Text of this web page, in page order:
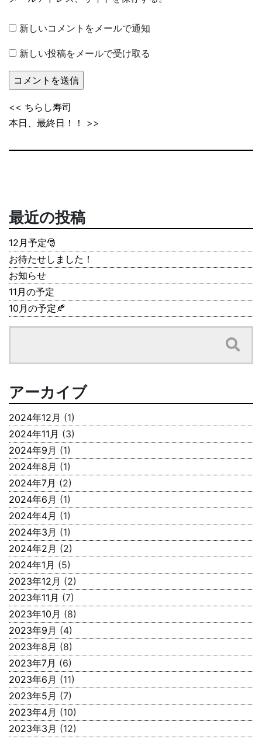
新しいコメントをメールで通知
新しい投稿をメールで受け取る
<< ちらし寿司
本日、最終日！！
>>
最近の投稿
12月予定🎅
お待たせしました！
お知らせ
11月の予定
10月の予定🍂
アーカイブ
2024年12月 (1)
2024年11月 (3)
2024年9月 (1)
2024年8月 (1)
2024年7月 (2)
2024年6月 (1)
2024年4月 (1)
2024年3月 (1)
2024年2月 (2)
2024年1月 (5)
2023年12月 (2)
2023年11月 (7)
2023年10月 (8)
2023年9月 (4)
2023年8月 (8)
2023年7月 (6)
2023年6月 (11)
2023年5月 (7)
2023年4月 (10)
2023年3月 (12)